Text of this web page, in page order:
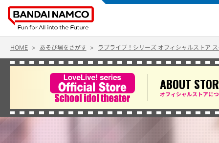
HOME あそび場をさがす ラブライブ！シリーズ オフィシャルストア
ABOUT
オフィシャルストアに